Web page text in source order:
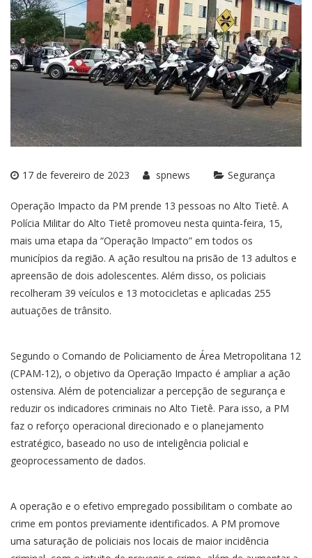
17 de fevereiro de 2023 spnews Segurança
Operação Impacto da PM prende 13 pessoas no Alto Tietê. A
Polícia Militar do Alto Tietê promoveu nesta quinta-feira, 15,
mais uma etapa da “Operação Impacto” em todos os
municípios da região. A ação resultou na prisão de 13 adultos e
apreensão de dois adolescentes. Além disso, os policiais
recolheram 39 veículos e 13 motocicletas e aplicadas 255
autuações de trânsito.
Segundo o Comando de Policiamento de Área Metropolitana 12
(CPAM-12), o objetivo da Operação Impacto é ampliar a ação
ostensiva. Além de potencializar a percepção de segurança e
reduzir os indicadores criminais no Alto Tietê. Para isso, a PM
faz o reforço operacional direcionado e o planejamento
estratégico, baseado no uso de inteligência policial e
geoprocessamento de dados.
A operação e o efetivo empregado possibilitam o combate ao
crime em pontos previamente identificados. A PM promove
uma saturação de policiais nos locais de maior incidência